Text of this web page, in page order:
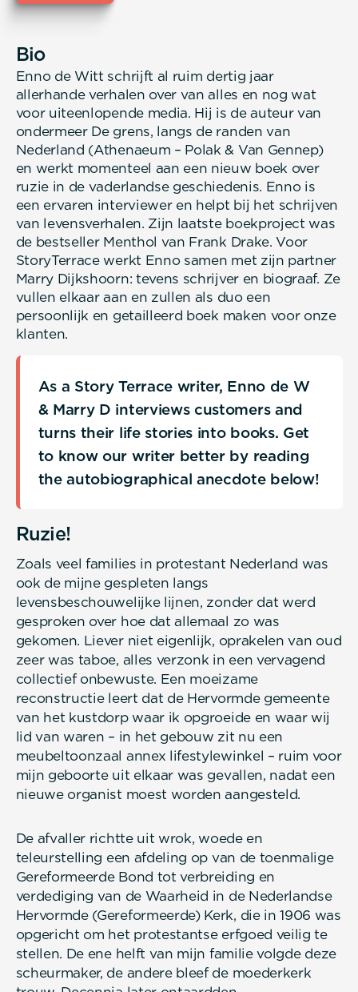
Bio
Enno de Witt schrijft al ruim dertig jaar
allerhande verhalen over van alles en nog wat
voor uiteenlopende media. Hij is de auteur van
ondermeer De grens, langs de randen van
Nederland (Athenaeum – Polak & Van Gennep)
en werkt momenteel aan een nieuw boek over
ruzie in de vaderlandse geschiedenis. Enno is
een ervaren interviewer en helpt bij het schrijven
van levensverhalen. Zijn laatste boekproject was
de bestseller Menthol van Frank Drake. Voor
StoryTerrace werkt Enno samen met zijn partner
Marry Dijkshoorn: tevens schrijver en biograaf. Ze
vullen elkaar aan en zullen als duo een
persoonlijk en getailleerd boek maken voor onze
klanten.
As a Story Terrace writer, Enno de W
& Marry D interviews customers and
turns their life stories into books. Get
to know our writer better by reading
the autobiographical anecdote below!
Ruzie!
Zoals veel families in protestant Nederland was
ook de mijne gespleten langs
levensbeschouwelijke lijnen, zonder dat werd
gesproken over hoe dat allemaal zo was
gekomen. Liever niet eigenlijk, oprakelen van oud
zeer was taboe, alles verzonk in een vervagend
collectief onbewuste. Een moeizame
reconstructie leert dat de Hervormde gemeente
van het kustdorp waar ik opgroeide en waar wij
lid van waren – in het gebouw zit nu een
meubeltoonzaal annex lifestylewinkel – ruim voor
mijn geboorte uit elkaar was gevallen, nadat een
nieuwe organist moest worden aangesteld.
De afvaller richtte uit wrok, woede en
teleurstelling een afdeling op van de toenmalige
Gereformeerde Bond tot verbreiding en
verdediging van de Waarheid in de Nederlandse
Hervormde (Gereformeerde) Kerk, die in 1906 was
opgericht om het protestantse erfgoed veilig te
stellen. De ene helft van mijn familie volgde deze
scheurmaker, de andere bleef de moederkerk